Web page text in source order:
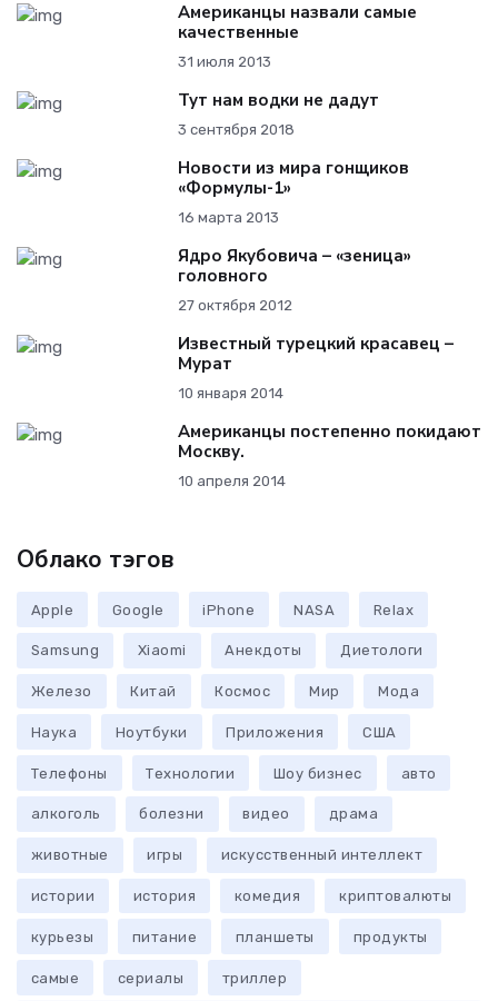
Американцы назвали самые
качественные
31 июля 2013
Тут нам водки не дадут
3 сентября 2018
Новости из мира гонщиков
«Формулы-1»
16 марта 2013
Ядро Якубовича – «зеница»
головного
27 октября 2012
Известный турецкий красавец –
Мурат
10 января 2014
Американцы постепенно покидают
Москву.
10 апреля 2014
Облако тэгов
Apple Google iPhone NASA Relax
Samsung Xiaomi Анекдоты Диетологи
Железо Китай Космос Мир Мода
Наука Ноутбуки Приложения США
Телефоны Технологии Шоу бизнес авто
алкоголь болезни видео драма
животные игры искусственный интеллект
истории история комедия криптовалюты
курьезы питание планшеты продукты
самые сериалы триллер